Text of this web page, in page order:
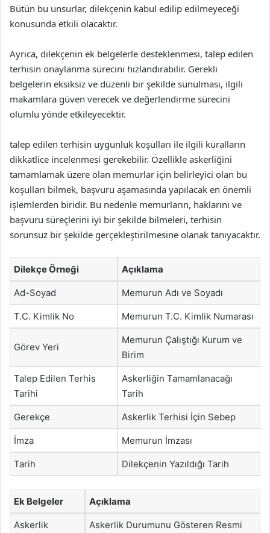
Bütün bu unsurlar, dilekçenin kabul edilip edilmeyeceği
konusunda etkili olacaktır.
Ayrıca, dilekçenin ek belgelerle desteklenmesi, talep edilen
terhisin onaylanma sürecini hızlandırabilir. Gerekli
belgelerin eksiksiz ve düzenli bir şekilde sunulması, ilgili
makamlara güven verecek ve değerlendirme sürecini
olumlu yönde etkileyecektir.
talep edilen terhisin uygunluk koşulları ile ilgili kuralların
dikkatlice incelenmesi gerekebilir. Özellikle askerliğini
tamamlamak üzere olan memurlar için belirleyici olan bu
koşulları bilmek, başvuru aşamasında yapılacak en önemli
işlemlerden biridir. Bu nedenle memurların, haklarını ve
başvuru süreçlerini iyi bir şekilde bilmeleri, terhisin
sorunsuz bir şekilde gerçekleştirilmesine olanak tanıyacaktır.
Dilekçe Örneği Açıklama
Ad-Soyad Memurun Adı ve Soyadı
T.C. Kimlik No Memurun T.C. Kimlik Numarası
Görev Yeri
Memurun Çalıştığı Kurum ve
Birim
Talep Edilen Terhis
Tarihi
Askerliğin Tamamlanacağı
Tarih
Gerekçe Askerlik Terhisi İçin Sebep
İmza Memurun İmzası
Tarih Dilekçenin Yazıldığı Tarih
Ek Belgeler Açıklama
Askerlik
Askerlik Durumunu Gösteren Resmi